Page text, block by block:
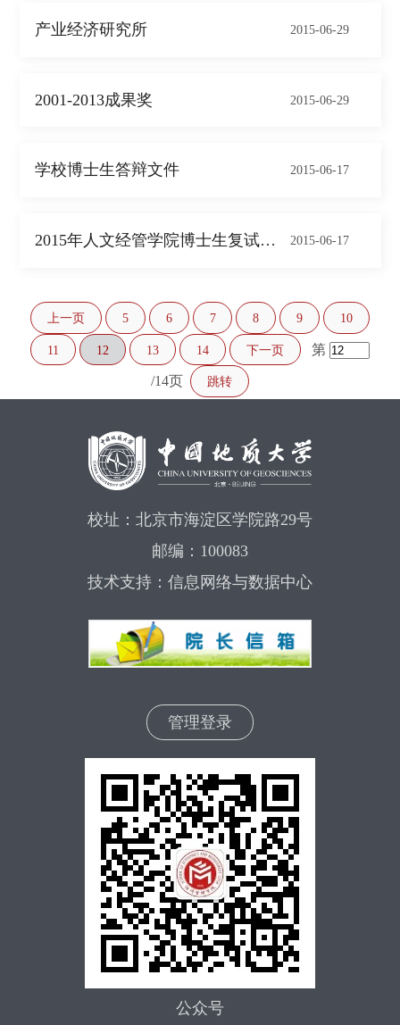
产业经济研究所 2015-06-29
2001-2013成果奖 2015-06-29
学校博士生答辩文件 2015-06-17
2015年人文经管学院博士生复试名单 2015-06-17
上一页 5 6 7 8 9 10
11 12 13 14 下一页 第
/14页 跳转
校址：北京市海淀区学院路29号
邮编：100083
技术支持：信息网络与数据中心
管理登录
公众号